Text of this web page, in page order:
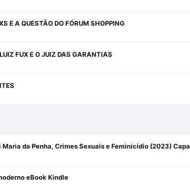
E A QUESTÃO DO FÓRUM SHOPPING
FUX E O JUIZ DAS GARANTIAS
eBook Kindle